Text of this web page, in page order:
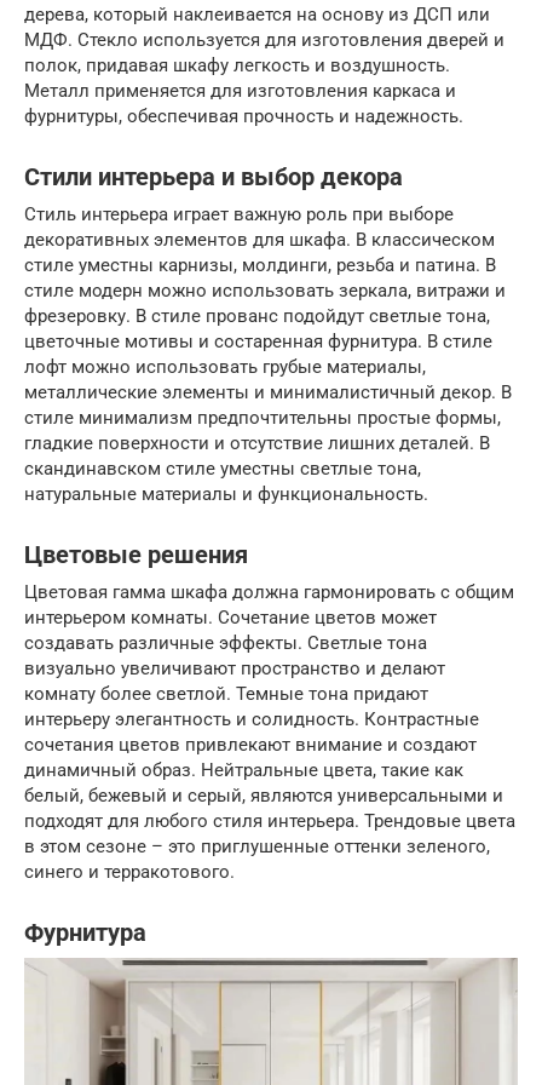
дерева, который наклеивается на основу из ДСП или
МДФ. Стекло используется для изготовления дверей и
полок, придавая шкафу легкость и воздушность.
Металл применяется для изготовления каркаса и
фурнитуры, обеспечивая прочность и надежность.
Стили интерьера и выбор декора
Стиль интерьера играет важную роль при выборе
декоративных элементов для шкафа. В классическом
стиле уместны карнизы, молдинги, резьба и патина. В
стиле модерн можно использовать зеркала, витражи и
фрезеровку. В стиле прованс подойдут светлые тона,
цветочные мотивы и состаренная фурнитура. В стиле
лофт можно использовать грубые материалы,
металлические элементы и минималистичный декор. В
стиле минимализм предпочтительны простые формы,
гладкие поверхности и отсутствие лишних деталей. В
скандинавском стиле уместны светлые тона,
натуральные материалы и функциональность.
Цветовые решения
Цветовая гамма шкафа должна гармонировать с общим
интерьером комнаты. Сочетание цветов может
создавать различные эффекты. Светлые тона
визуально увеличивают пространство и делают
комнату более светлой. Темные тона придают
интерьеру элегантность и солидность. Контрастные
сочетания цветов привлекают внимание и создают
динамичный образ. Нейтральные цвета, такие как
белый, бежевый и серый, являются универсальными и
подходят для любого стиля интерьера. Трендовые цвета
в этом сезоне – это приглушенные оттенки зеленого,
синего и терракотового.
Фурнитура